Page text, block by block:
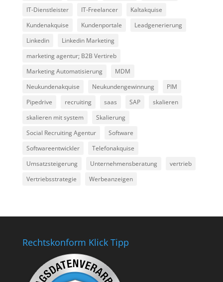
IT-Dienstleister
IT-Freelancer
Kaltakquise
Kundenakquise
Kundenportale
Leadgenerierung
Linkedin
Linkedin Marketing
marketing agentur; B2B Vertireb
Marketing Automatisierung
MDM
Neukundenakquise
Neukundengewinnung
PIM
Pipedrive
recruiting saas SAP
skalieren
skalieren mit system
Skalierung
Social Recruiting Agentur
Software
Softwareentwickler
Telefonakquise
Umsatzsteigerung
Unternehmensberatung
vertrieb
Vertriebsstrategie
Werbeanzeigen
Rechtskonform Klick Tipp